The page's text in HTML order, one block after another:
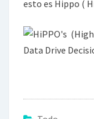
esto es Hippo (